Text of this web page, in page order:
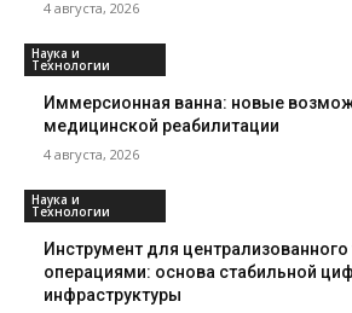
4 августа, 2026
Наука и
Технологии
Иммерсионная ванна: новые
медицинской реабилитации
4 августа, 2026
Наука и
Технологии
Инструмент для
операциями: основа стабильной
инфраструктуры